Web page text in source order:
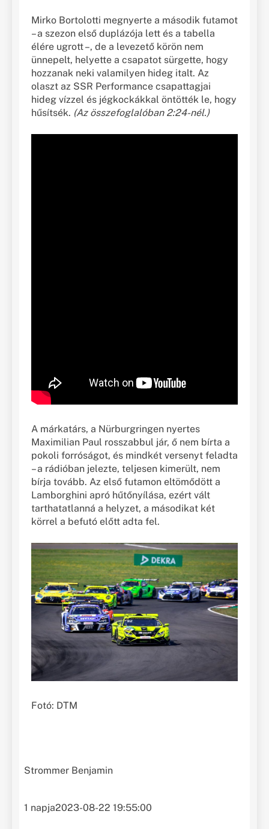
Mirko Bortolotti megnyerte a második futamot
– a szezon első duplázója lett és a tabella
élére ugrott –, de a levezető körön nem
ünnepelt, helyette a csapatot sürgette, hogy
hozzanak neki valamilyen hideg italt. Az
olaszt az SSR Performance csapattagjai
hideg vízzel és jégkockákkal öntötték le, hogy
hűsítsék. (Az összefoglalóban 2:24-nél.)
A márkatárs, a Nürburgringen nyertes
Maximilian Paul rosszabbul jár, ő nem bírta a
pokoli forróságot, és mindkét versenyt feladta
– a rádióban jelezte, teljesen kimerült, nem
bírja tovább. Az első futamon eltömődött a
Lamborghini apró hűtőnyílása, ezért vált
tarthatatlanná a helyzet, a másodikat két
körrel a befutó előtt adta fel.
Fotó: DTM
Strommer Benjamin
1 napja2023-08-22 19:55:00